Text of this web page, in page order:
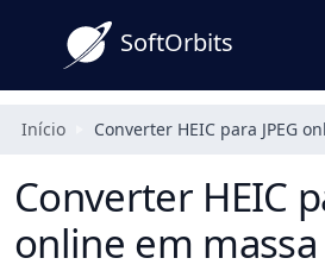
SoftOrbits
Início Converter HEIC para JPEG
Converter HEIC
online em massa